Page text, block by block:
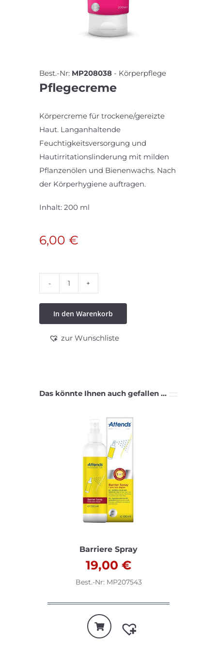
Best.-Nr: MP208038 - Körperpflege
Pflegecreme
Körpercreme für trockene/gereizte
Haut. Langanhaltende
Feuchtigkeitsversorgung und
Hautirritationslinderung mit milden
Pflanzenölen und Bienenwachs. Nach
der Körperhygiene auftragen.
Inhalt: 200 ml
6,00€
Menge
In den Warenkorb
zur Wunschliste
Das könnte Ihnen auch gefallen …
Barriere Spray
19,00 €
Best.-Nr: MP207543